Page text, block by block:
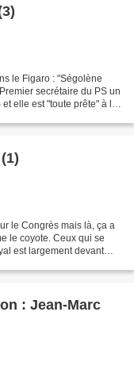
le Figaro : "Ségolène
secrétaire du PS un
elle est "toute prête" à le
le Congrès mais là, ça a
le coyote. Ceux qui se
est largement devant
: Jean-Marc